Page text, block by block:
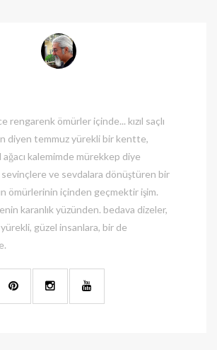
rengarenk ömürler içinde... kızıl saçlı
diyen temmuz yürekli bir kentte,
ağacı kalemimde mürekkep diye
sevinçlere ve sevdalara dönüştüren bir
ömürlerinin içinden geçmektir işim.
karanlık yüzünden. bedava dizeler,
yürekli, güzel insanlara, bir de